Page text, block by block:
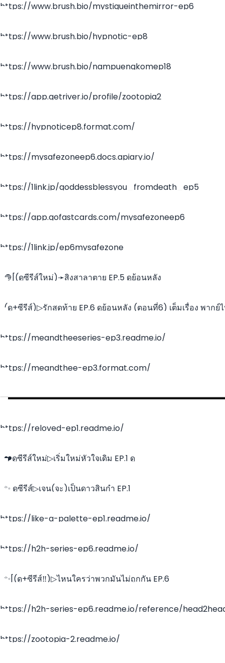
https://www.brush.bio/mystiqueinthemirror-ep6
https://www.brush.bio/hypnotic-ep8
https://www.brush.bio/nampuengkomep18
https://app.getriver.io/profile/zootopia2
https://hypnoticep8.format.com/
https://mysafezoneep6.docs.apiary.io/
https://1link.jp/goddessblessyou_fromdeath_ep5
https://app.gofastcards.com/mysafezoneep6
https://1link.jp/ep6mysafezone
~🧅[(ดูซีรีส์ใหม่)➛สิงสาลาตาย EP.5 ดูย้อนหลัง
~(ดู+ซีรีส์)▷รักสุดท้าย EP.6 ดูย้อนหลัง (ตอนที่6) เต็มเรื่อง พากย์
https://meandtheeseries-ep3.readme.io/
https://meandthee-ep3.format.com/
https://reloved-ep1.readme.io/
~❤️ดูซีรีส์ใหม่▷เริ่มใหม่หัวใจเดิม EP.1 ดู
~✨️ ดูซีรีส์▷เจน(จะ)เป็นดาวสินกำ EP.1
https://like-a-palette-ep1.readme.io/
https://h2h-series-ep6.readme.io/
~✨️[(ดู+ซีรีส์‼️)▷ไหนใครว่าพวกมันไม่ถูกกัน EP.6
https://h2h-series-ep6.readme.io/reference/
https://zootopia-2.readme.io/